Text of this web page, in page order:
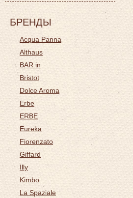
БРЕНДЫ
Acqua Panna
Althaus
BAR.in
Bristot
Dolce Aroma
Erbe
ERBE
Eureka
Fiorenzato
Giffard
Illy
Kimbo
La Spaziale